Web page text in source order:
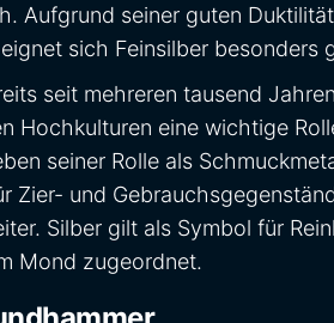
Aufgrund seiner guten
sich Feinsilber besonders
seit mehreren tausend
Hochkulturen eine wichtige
seiner Rolle als
Zier- und
Silber gilt als Symbol für
Mond zugeordnet.